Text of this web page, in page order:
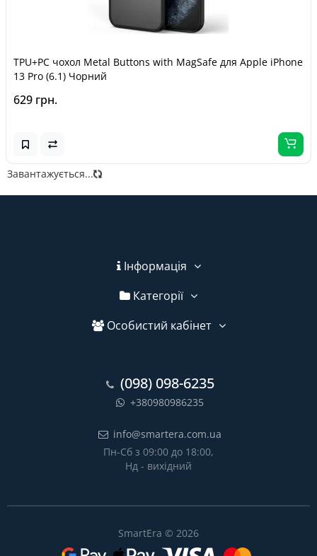
TPU+PC чохол Metal Buttons with MagSafe для Apple iPhone
13 Pro (6.1) Чорний
629 грн.
Завантажується...
Інформація
Категорії
Особистий кабінет
(098) 098-6235
+380980986235
info@smartera.com.ua
Пн-Сб з 09:00 до 18:00,
Нд - вихідний
SmartEra © 2026